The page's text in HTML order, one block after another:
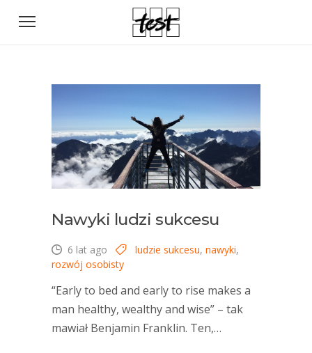
Nawyki ludzi sukcesu
6 lat ago ludzie sukcesu, nawyki,
rozwój osobisty
“Early to bed and early to rise makes a
man healthy, wealthy and wise” – tak
mawiał Benjamin Franklin. Ten,…